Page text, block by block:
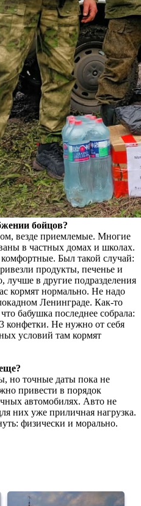
бойцов?
везде приемлемые. Многие
в частных домах и школах.
Был такой случай:
продукты, печенье и
лучше в другие подразделения
кормят нормально. Не надо
Ленинграде. Как-то
бабушка последнее собрала:
конфетки. Не нужно от себя
условий там кормят
но точные даты пока не
привести в порядок
автомобилях. Авто не
них уже приличная нагрузка.
физически и морально.